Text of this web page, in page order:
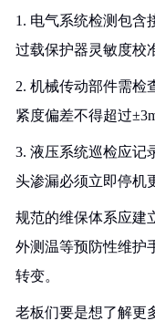
1. 电气系统检测包含
过载保护器灵敏度校
2. 机械传动部件需检
紧度偏差不得超过
3. 液压系统巡检应记
头渗漏必须立即停机
规范的维保体系应建
外测温等预防性维护
转变。
老板们要是想了解更